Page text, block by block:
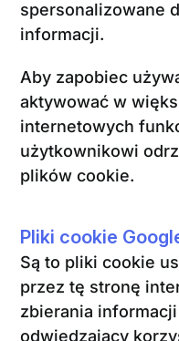
spersonalizowane
informacji.
Aby zapobiec
aktywować w
internetowych
użytkownikowi
plików cookie.
Pliki cookie
Są to pliki cookie
przez tę stronę
zbierania
odwiedzający